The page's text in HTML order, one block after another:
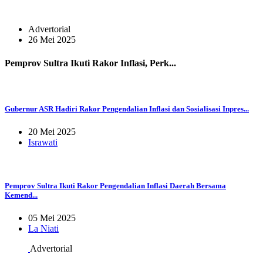
Advertorial
26 Mei 2025
Pemprov Sultra Ikuti Rakor Inflasi, Perk...
Gubernur ASR Hadiri Rakor Pengendalian Inflasi dan Sosialisasi Inpres...
20 Mei 2025
Israwati
Pemprov Sultra Ikuti Rakor Pengendalian Inflasi Daerah Bersama
Kemend...
05 Mei 2025
La Niati
Advertorial